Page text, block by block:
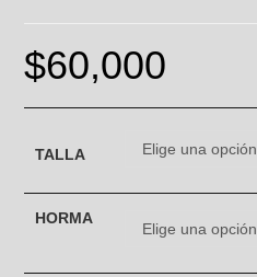
$60,000
TALLA Elige una opción
HORMA
Elige una opción